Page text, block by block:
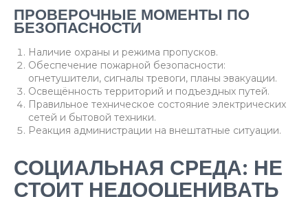
ПРОВЕРОЧНЫЕ МОМЕНТЫ ПО
БЕЗОПАСНОСТИ
Наличие охраны и режима пропусков.
Обеспечение пожарной безопасности:
огнетушители, сигналы тревоги, планы эвакуации.
Освещённость территорий и подъездных путей.
Правильное техническое состояние электрических
сетей и бытовой техники.
Реакция администрации на внештатные ситуации.
СОЦИАЛЬНАЯ СРЕДА: НЕ